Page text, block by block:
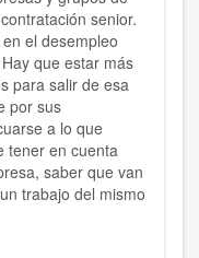
senior.
el desempleo
que estar más
para salir de esa
por sus
a lo que
tener en cuenta
saber que van
trabajo del mismo